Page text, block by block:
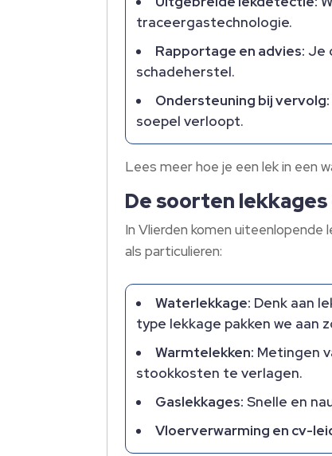
traceergastechnologie.​
Rapportage en advies: Je
schadeherstel.​
Ondersteuning bij vervolg:
soepel verloopt.​
Lees meer hoe je een lek in
De soorten
In Vlierden komen
als particulieren:
Waterlekkage: Denk aan
type lekkage pakken we aan
Warmtelekken: Metingen
stookkosten te verlagen.​
Gaslekkages: Snelle en
Vloerverwarming en cv-